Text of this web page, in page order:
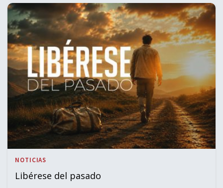
NOTICIAS
Libérese del pasado